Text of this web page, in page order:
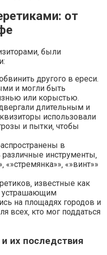
от
были
другого в ереси.
и могли быть
или корыстью.
длительным и
использовали
и пытки‚ чтобы
в
инструменты‚
«»стремянка»»‚ «»винт»»
известные как
устрашающим
на площадях городов и
всех‚ кто мог поддаться
их последствия